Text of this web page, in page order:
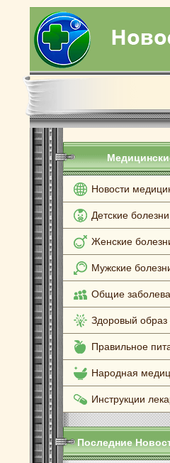
Новости
Детские болезни
Женские
Мужские
Общие
Здоровый образ
Правильное
Народная
Инструкции
Последние